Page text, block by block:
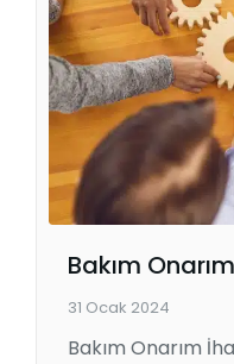
31 Ocak 2024
Bakım Onarım